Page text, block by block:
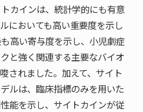
カインは、統計学的にも有意
においても高い重要度を示し
高い寄与度を示し、小児劇症
と強く関連する主要なバイオ
されました。加えて、サイト
ルは、臨床指標のみを用いた
能を示し、サイトカインが従